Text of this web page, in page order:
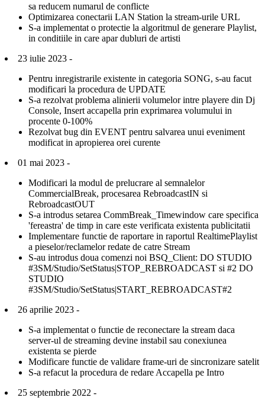
sa reducem numarul de conflicte
Optimizarea conectarii LAN Station la stream-urile URL
S-a implementat o protectie la algoritmul de generare Playlist,
in conditiile in care apar dubluri de artisti
23 iulie 2023 -
Pentru inregistrarile existente in categoria SONG, s-au facut
modificari la procedura de UPDATE
S-a rezolvat problema alinierii volumelor intre playere din Dj
Console, Insert accapella prin exprimarea volumului in
procente 0-100%
Rezolvat bug din EVENT pentru salvarea unui eveniment
modificat in apropierea orei curente
01 mai 2023 -
Modificari la modul de prelucrare al semnalelor
CommercialBreak, procesarea RebroadcastIN si
RebroadcastOUT
S-a introdus setarea CommBreak_Timewindow care specifica
'fereastra' de timp in care este verificata existenta publicitatii
Implementare functie de raportare in raportul RealtimePlaylist
a pieselor/reclamelor redate de catre Stream
S-au introdus doua comenzi noi BSQ_Client: DO STUDIO
#3SM/Studio/SetStatus|STOP_REBROADCAST si #2 DO
STUDIO
#3SM/Studio/SetStatus|START_REBROADCAST#2
26 aprilie 2023 -
S-a implementat o functie de reconectare la stream daca
server-ul de streaming devine instabil sau conexiunea
existenta se pierde
Modificare functie de validare frame-uri de sincronizare satelit
S-a refacut la procedura de redare Accapella pe Intro
25 septembrie 2022 -